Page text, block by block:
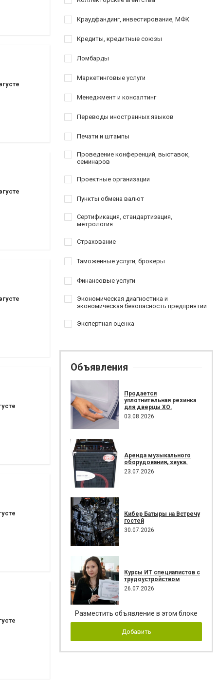
Краудфандинг, инвестирование, МФК
Кредиты, кредитные союзы
Ломбарды
Маркетинговые услуги
Менеджмент и консалтинг
Переводы иностранных языков
Печати и штампы
Проведение конференций, выставок,
семинаров
Проектные организации
Пункты обмена валют
Сертификация, стандартизация,
метрология
Страхование
Таможенные услуги, брокеры
Финансовые услуги
Экономическая диагностика и
экономическая безопасность предприятий
Экспертная оценка
Объявления
Продается
уплотнительная резинка
для дверцы ХО.
03.08.2026
Аренда музыкального
оборудования, звука.
23.07.2026
Кибер Батыры на Встречу
гостей
30.07.2026
Курсы ИТ специалистов с
трудоустройством
26.07.2026
Разместить объявление в этом блоке
Добавить